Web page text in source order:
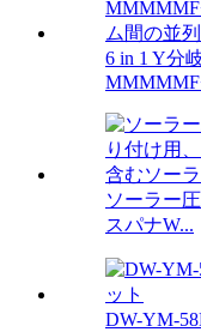
6 in 1 Y分
ソーラー
スパナW...
DW-YM-